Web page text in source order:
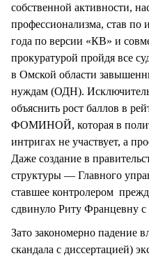
собственной активности,
профессионализма, став по
года по версии «КВ» и
прокуратурой пройдя все
в Омской области
нуждам (ОДН).
объяснить рост баллов в
ФОМИНОЙ, которая в
интригах не участвует, а
Даже создание в
структуры — Главного
ставшее контролером
сдвинуло Риту Францевну
Зато закономерно падение
скандала с диссертацией)